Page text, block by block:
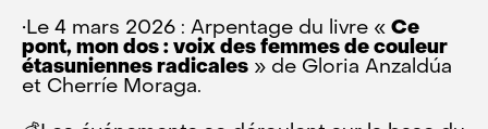
•Le 4 mars 2026 : Arpentage du livre « Ce
pont, mon dos : voix des femmes de couleur
étasuniennes radicales » de Gloria Anzaldúa
et Cherríe Moraga.